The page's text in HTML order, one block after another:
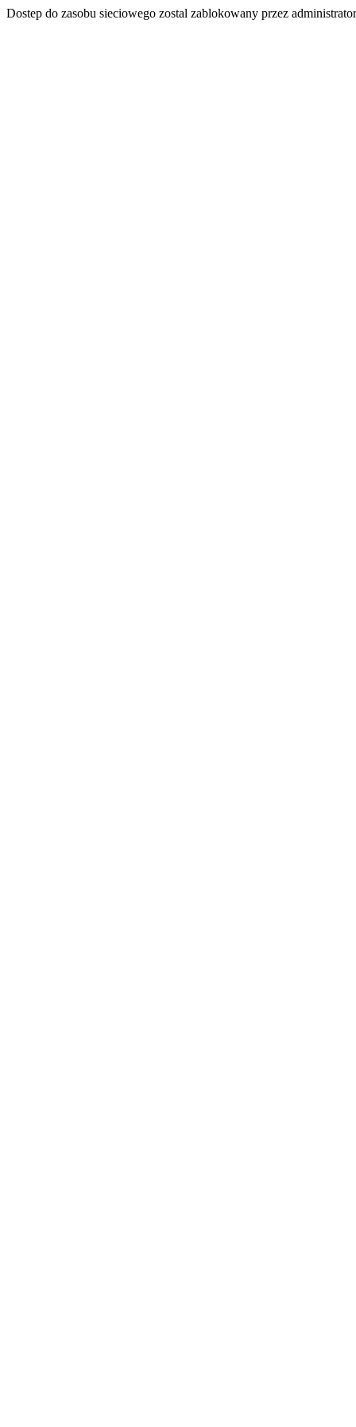
Dostep do zasobu sieciowego zostal zablokowany przez